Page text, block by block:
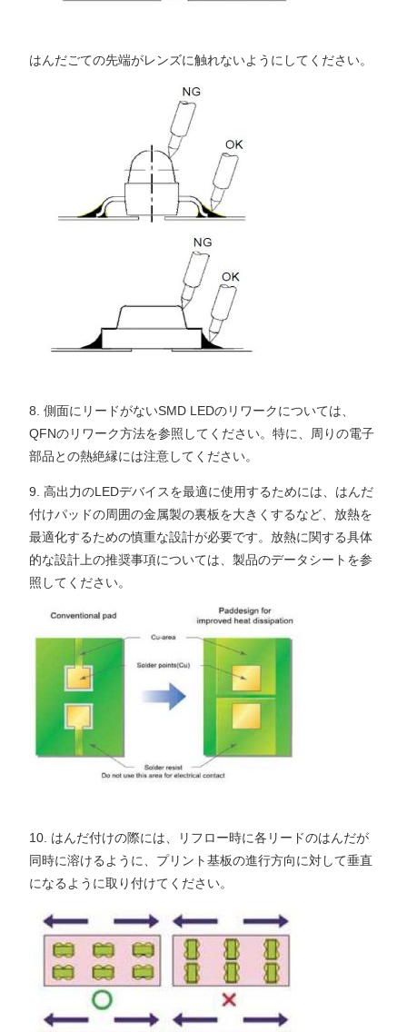
はんだごての先端がレンズに触れないようにしてください。
8. 側面にリードがないSMD LEDのリワークについては、
QFNのリワーク方法を参照してください。特に、周りの電子
部品との熱絶縁には注意してください。
9. 高出力のLEDデバイスを最適に使用するためには、はんだ
付けパッドの周囲の金属製の裏板を大きくするなど、放熱を
最適化するための慎重な設計が必要です。放熱に関する具体
的な設計上の推奨事項については、製品のデータシートを参
照してください。
10. はんだ付けの際には、リフロー時に各リードのはんだが
同時に溶けるように、プリント基板の進行方向に対して垂直
になるように取り付けてください。